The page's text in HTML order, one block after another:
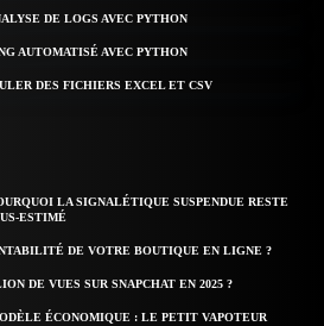
DE LOGS AVEC PYTHON
AUTOMATISÉ AVEC PYTHON
DES FICHIERS EXCEL ET CSV
LA SIGNALÉTIQUE SUSPENDUE RESTE
ESTIMÉ
DE VOTRE BOUTIQUE EN LIGNE ?
DE VUES SUR SNAPCHAT EN 2025 ?
ÉCONOMIQUE : LE PETIT VAPOTEUR